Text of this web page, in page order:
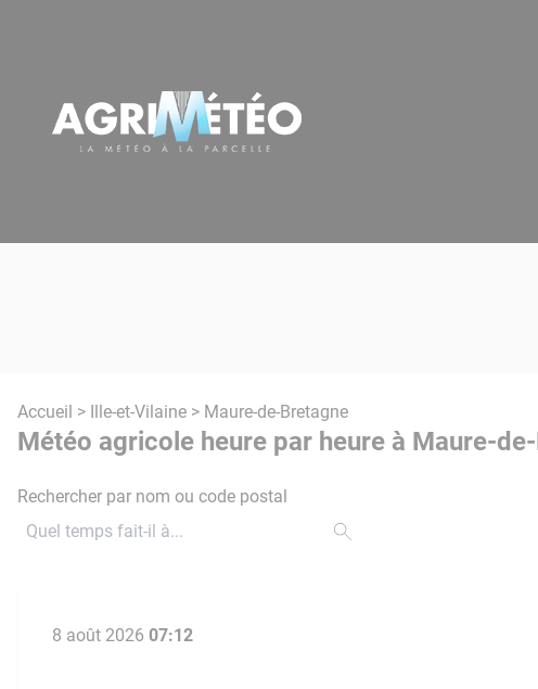
Accueil > Ille-et-Vilaine > Maure-de-Bretagne
Météo agricole heure par heure à Maure-
Rechercher par nom ou code postal
8 août 2026 07:12